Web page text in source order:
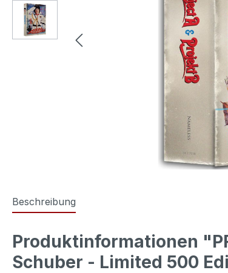
Beschreibung
Produktinformationen
Schuber - Limited 500